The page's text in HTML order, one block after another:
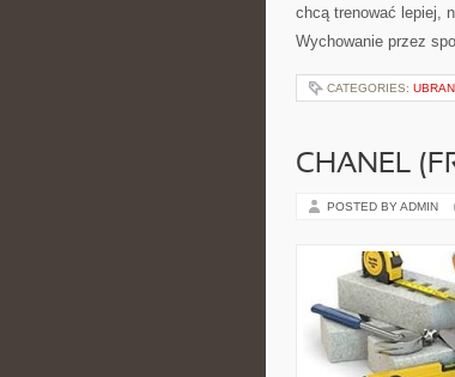
chcą trenować lepiej,
Wychowanie przez
CATEGORIES:
CHANEL
POSTED BY ADMIN